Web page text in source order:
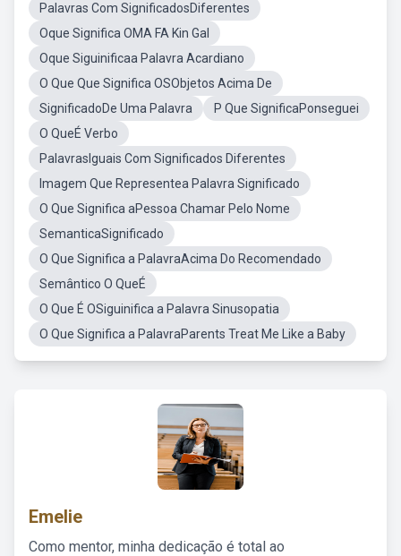
Palavras Com SignificadosDiferentes
Oque Significa OMA FA Kin Gal
Oque Siguinificaa Palavra Acardiano
O Que Que Significa OSObjetos Acima De
SignificadoDe Uma Palavra
P Que SignificaPonseguei
O QueÉ Verbo
PalavrasIguais Com Significados Diferentes
Imagem Que Representea Palavra Significado
O Que Significa aPessoa Chamar Pelo Nome
SemanticaSignificado
O Que Significa a PalavraAcima Do Recomendado
Semântico O QueÉ
O Que É OSiguinifica a Palavra Sinusopatia
O Que Significa a PalavraParents Treat Me Like a Baby
Emelie
Como mentor, minha dedicação é total ao